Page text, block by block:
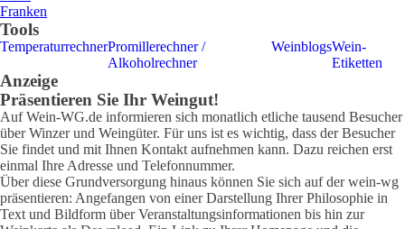
Franken
Tools
TemperaturrechnerPromillerechner /
Alkoholrechner
WeinblogsWein-
Etiketten
Anzeige
Präsentieren Sie Ihr Weingut!
Auf Wein-WG.de informieren sich monatlich etliche tausend Besucher
über Winzer und Weingüter. Für uns ist es wichtig, dass der Besucher
Sie findet und mit Ihnen Kontakt aufnehmen kann. Dazu reichen erst
einmal Ihre Adresse und Telefonnummer.
Über diese Grundversorgung hinaus können Sie sich auf der wein-wg
präsentieren: Angefangen von einer Darstellung Ihrer Philosophie in
Text und Bildform über Veranstaltungsinformationen bis hin zur